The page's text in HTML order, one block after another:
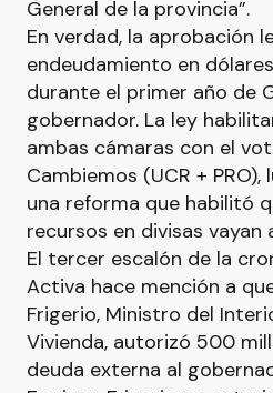
General de la provincia”.
En verdad, la aprobación
endeudamiento en
durante el primer año de
gobernador. La ley
ambas cámaras con el
Cambiemos (UCR +
una reforma que habilitó
recursos en divisas vayan
El tercer escalón de la
Activa hace mención a
Frigerio, Ministro del
Vivienda, autorizó 500
deuda externa al